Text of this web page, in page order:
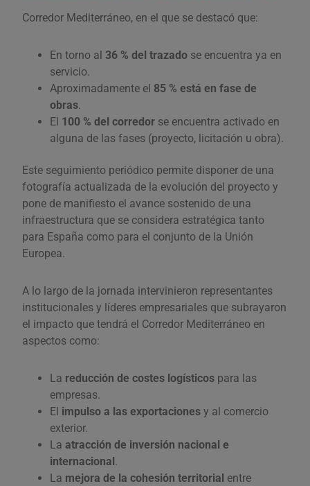
Corredor Mediterráneo, en el que se destacó que:
En torno al 36 % del trazado se encuentra ya en
servicio.
Aproximadamente el 85 % está en fase de
obras.
El 100 % del corredor se encuentra activado en
alguna de las fases (proyecto, licitación u obra).
Este seguimiento periódico permite disponer de una
fotografía actualizada de la evolución del proyecto y
pone de manifiesto el avance sostenido de una
infraestructura que se considera estratégica tanto
para España como para el conjunto de la Unión
Europea.
A lo largo de la jornada intervinieron representantes
institucionales y líderes empresariales que subrayaron
el impacto que tendrá el Corredor Mediterráneo en
aspectos como:
La reducción de costes logísticos para las
empresas.
El impulso a las exportaciones y al comercio
exterior.
La atracción de inversión nacional e
internacional .
La mejora de la cohesión territorial entre